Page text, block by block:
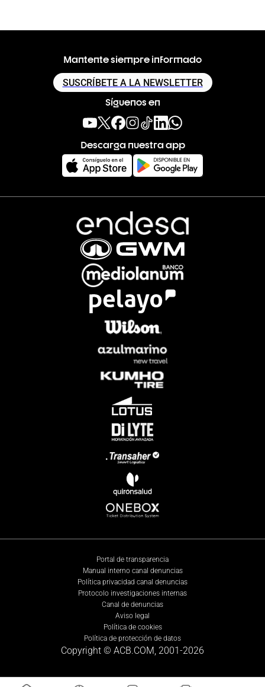
Mantente siempre informado
SUSCRÍBETE A LA NEWSLETTER
Síguenos en
Descarga nuestra app
Portal de transparencia
Manual interno canal denuncias
Política privacidad canal denuncias
Protocolo investigaciones internas
Canal de denuncias
Aviso legal
Política de cookies
Política de protección de datos
Copyright © ACB.COM, 2001-2026